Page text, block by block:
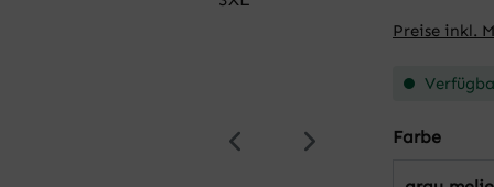
Preise inkl.
Farbe